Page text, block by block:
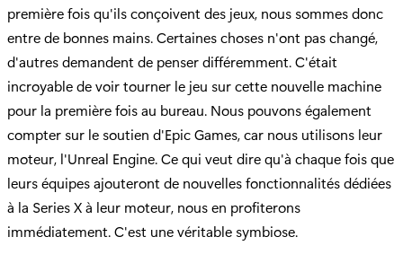
première fois qu'ils conçoivent des jeux, nous sommes donc
entre de bonnes mains. Certaines choses n'ont pas changé,
d'autres demandent de penser différemment. C'était
incroyable de voir tourner le jeu sur cette nouvelle machine
pour la première fois au bureau. Nous pouvons également
compter sur le soutien d'Epic Games, car nous utilisons leur
moteur, l'Unreal Engine. Ce qui veut dire qu'à chaque fois que
leurs équipes ajouteront de nouvelles fonctionnalités dédiées
à la Series X à leur moteur, nous en profiterons
immédiatement. C'est une véritable symbiose.